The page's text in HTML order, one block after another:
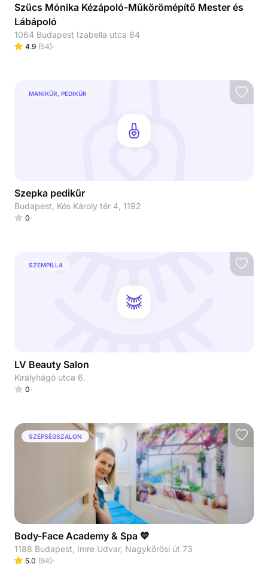
Szücs Mónika Kézápoló-Műkörömépítő Mester és
Lábápoló
1064 Budapest Izabella utca 84
4.9 (54)
MANIKŰR, PEDIKŰR
Szepka pedikűr
Budapest, Kós Károly tér 4, 1192
0
SZEMPILLA
LV Beauty Salon
Királyhágó utca 6.
0
SZÉPSÉGSZALON
Body-Face Academy & Spa 💙
1188 Budapest, Imre Udvar, Nagykőrösi út 73
5.0 (94)